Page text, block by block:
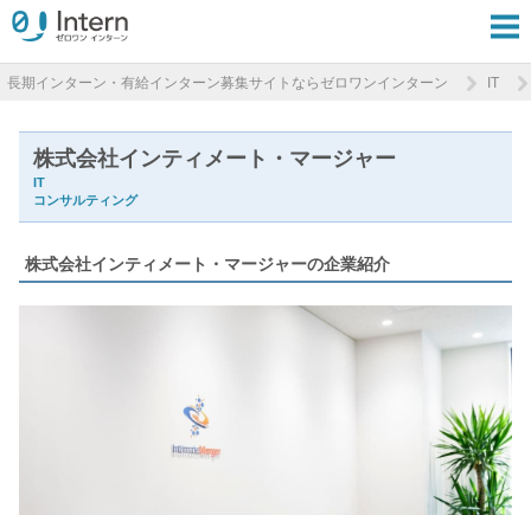
長期インターン・有給インターン募集サイトならゼロワンインターン IT
株式会社インティメート・マージャー
IT
コンサルティング
株式会社インティメート・マージャーの企業紹介